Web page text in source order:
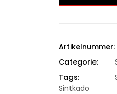
Artikelnummer:
Categorie:
Tags:
Sintkado